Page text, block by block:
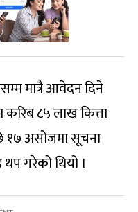
मात्रै आवेदन दिने
८५ लाख कित्ता
१७ असोजमा सूचना
गरेको थियो ।